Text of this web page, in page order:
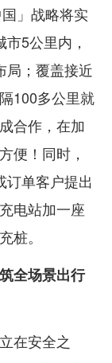
」战略将实
5公里内，
局；覆盖接近
100多公里就
合作，在加
便！同时，
订单客户提出
电站加一座
桩。
全场景出行
在安全之